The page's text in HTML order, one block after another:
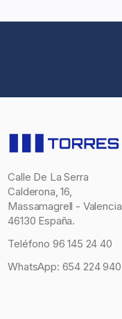
Calle De La Serra
Calderona, 16,
Massamagrell - Valencia
46130 España.
Teléfono 96 145 24 40
WhatsApp: 654 224 940